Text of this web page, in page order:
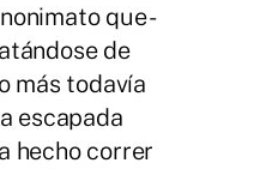
que -
de
más todavía
escapada
hecho correr